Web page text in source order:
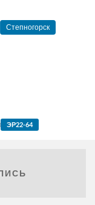
Степногорск
ЭР22-64